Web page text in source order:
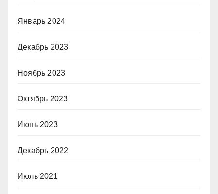
Январь 2024
Декабрь 2023
Ноябрь 2023
Октябрь 2023
Июнь 2023
Декабрь 2022
Июль 2021